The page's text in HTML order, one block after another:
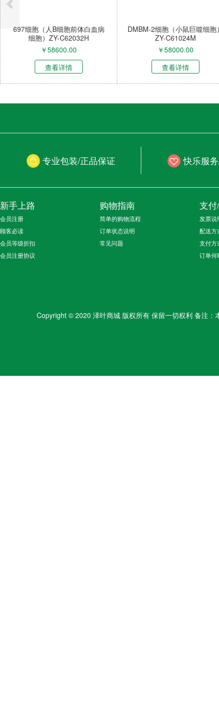
697细胞（人B细胞前体白血病
细胞）ZY-C62032H
￥58600.00
查看详情
DMBM-2细胞（小鼠巨噬细胞
ZY-C61024M
￥58000.00
查看详情
专业包装/正品保证 快乐服
新手上路
会员注册
顾客必读
会员等级折扣
会员注册协议
购物指南
简单的购物流程
订单状态说明
常见问题
支
发票说
配送方
支付方
订单何
Copyright © 2020 泽叶商城 版权所有 保留一切权利 备注